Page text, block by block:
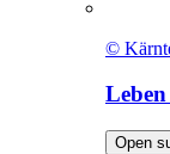
©
Open